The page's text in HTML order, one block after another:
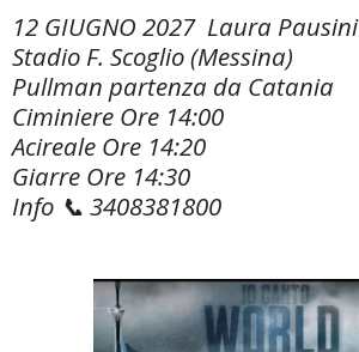
12 GIUGNO 2027 Laura Pausini
Stadio F. Scoglio (Messina)
Pullman partenza da Catania
Ciminiere Ore 14:00
Acireale Ore 14:20
Giarre Ore 14:30
Info 📞 3408381800